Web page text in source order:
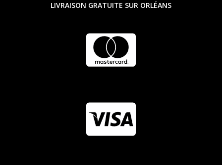
LIVRAISON GRATUITE SUR ORLÉANS